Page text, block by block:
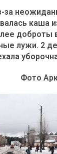
каша
доброты
лужи. 2
Фото